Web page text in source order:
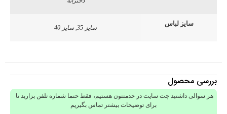
سایز لباس
سایز 35, سایز 40
بررسی محصول
هر سوالی داشتید چت سایت در خدمتتون هستیم، فقط حتما شماره تلفن بزارید تا
برای توضیحات بیشتر تماس بگیریم